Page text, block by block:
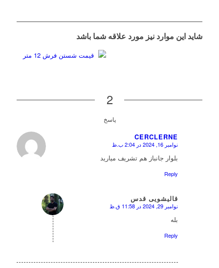
شاید این موارد نیز مورد علاقه شما باشد
2
پاسخ
CERCLERNE
نوامبر 16, 2024 در 2:04 ب.ظ
بلوار جانباز هم تشریف میارید
Reply
قالیشویی قدس
نوامبر 29, 2024 در 11:58 ق.ظ
بله
Reply